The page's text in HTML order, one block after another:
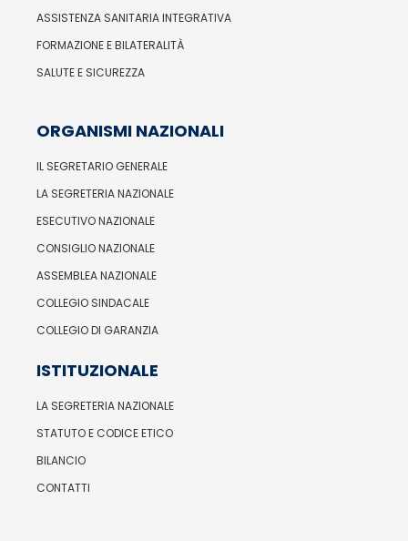
ASSISTENZA SANITARIA INTEGRATIVA
FORMAZIONE E BILATERALITÀ
SALUTE E SICUREZZA
ORGANISMI NAZIONALI
IL SEGRETARIO GENERALE
LA SEGRETERIA NAZIONALE
ESECUTIVO NAZIONALE
CONSIGLIO NAZIONALE
ASSEMBLEA NAZIONALE
COLLEGIO SINDACALE
COLLEGIO DI GARANZIA
ISTITUZIONALE
LA SEGRETERIA NAZIONALE
STATUTO E CODICE ETICO
BILANCIO
CONTATTI